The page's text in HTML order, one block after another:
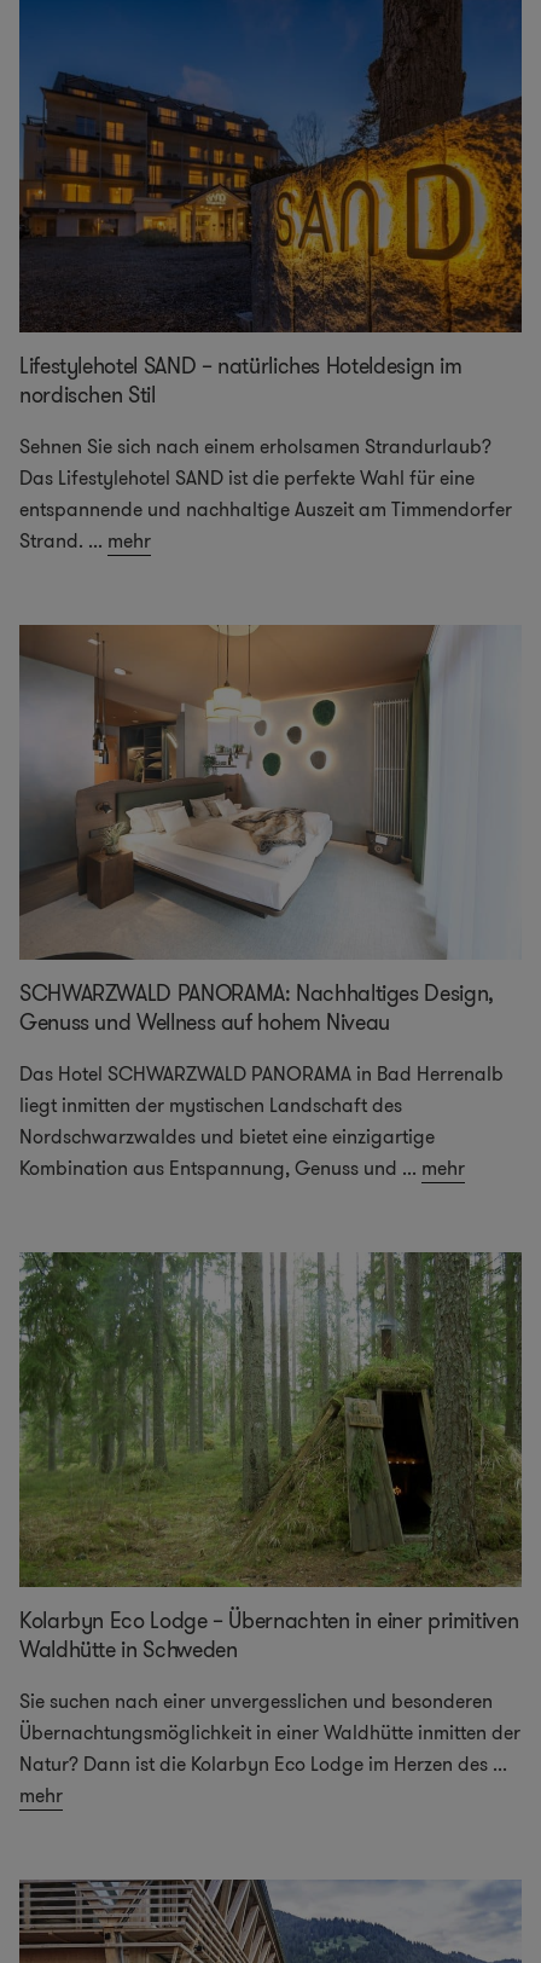
Lifestylehotel SAND – natürliches Hoteldesign im
nordischen Stil
Sehnen Sie sich nach einem erholsamen Strandurlaub?
Das Lifestylehotel SAND ist die perfekte Wahl für eine
entspannende und nachhaltige Auszeit am Timmendorfer
Strand. ... mehr
SCHWARZWALD PANORAMA: Nachhaltiges Design,
Genuss und Wellness auf hohem Niveau
Das Hotel SCHWARZWALD PANORAMA in Bad Herrenalb
liegt inmitten der mystischen Landschaft des
Nordschwarzwaldes und bietet eine einzigartige
Kombination aus Entspannung, Genuss und ... mehr
Kolarbyn Eco Lodge – Übernachten in einer primitiven
Waldhütte in Schweden
Sie suchen nach einer unvergesslichen und besonderen
Übernachtungsmöglichkeit in einer Waldhütte inmitten der
Natur? Dann ist die Kolarbyn Eco Lodge im Herzen des ...
mehr